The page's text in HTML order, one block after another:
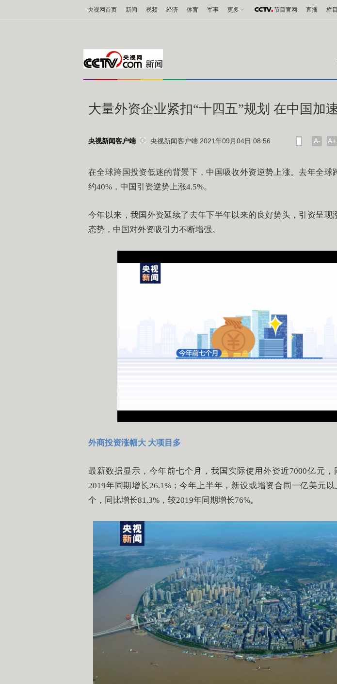
央视网首页 新闻 视频 经济 体育 军事 更多 节目官网 直播 栏目
大量外资企业紧扣“十四五”规划 在中国加
央视新闻客户端 央视新闻客户端 2021年09月04日 08:56 A- A+
在全球跨国投资低迷的背景下，中国吸收外资逆势上涨。去年全球
约40%，中国引资逆势上涨4.5%。
今年以来，我国外资延续了去年下半年以来的良好势头，引资呈现
态势，中国对外资吸引力不断增强。
外商投资涨幅大 大项目多
最新数据显示，今年前七个月，我国实际使用外资近7000亿元，
2019年同期增长26.1%；今年上半年，新设或增资合同一亿美元
个，同比增长81.3%，较2019年同期增长76%。